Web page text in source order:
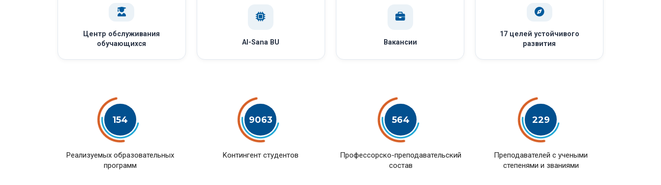
Центр обслуживания
обучающихся
AI-Sana BU Вакансии
17 целей устойчивого
развития
154
Pеализуемых образовательных
программ
9063
Kонтингент студентов
564
Профессорско-преподавательский
состав
229
Преподавателей с учеными
степенями и званиями